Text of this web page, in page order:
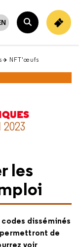
Rechercher
NFT'œufs
les
disséminés
permettront de
voir